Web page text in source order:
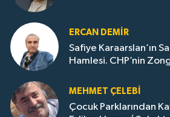
ERCAN DEMIR
Safiye Karaarslan’ın
Hamlesi. CHP’nin
MEHMET ÇELEBI
Çocuk Parklarından